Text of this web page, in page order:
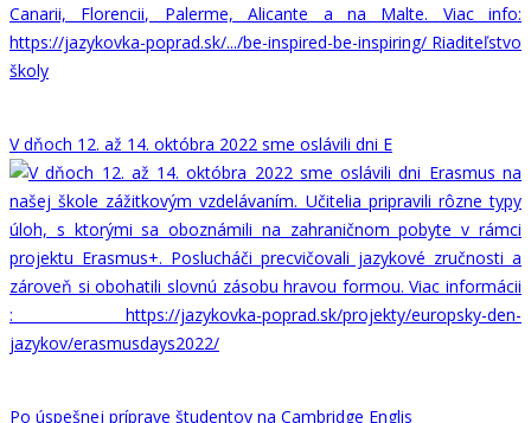
V dňoch 12. až 14. októbra 2022 sme oslávili dni E
Po úspešnej príprave študentov na Cambridge Englis